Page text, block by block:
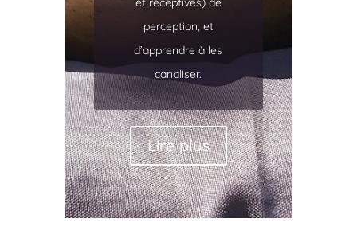
et réceptives) de
perception, et
d’apprendre à les
canaliser.
Lire plus